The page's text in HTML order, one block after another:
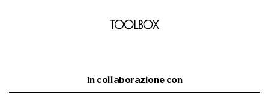
In collaborazione con